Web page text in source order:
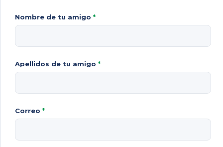
Nombre de tu amigo *
Apellidos de tu amigo *
Correo *